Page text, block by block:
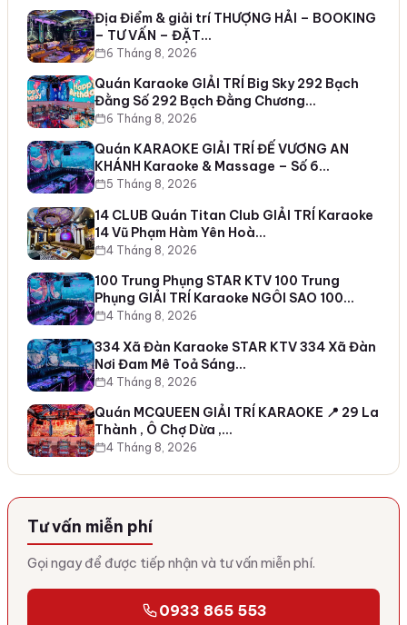
Địa Điểm & giải trí THƯỢNG HẢI – BOOKING
– TƯ VẤN – ĐẶT…
6 Tháng 8, 2026
Quán Karaoke GIẢI TRÍ Big Sky 292 Bạch
Đằng Số 292 Bạch Đằng Chương…
6 Tháng 8, 2026
Quán KARAOKE GIẢI TRÍ ĐẾ VƯƠNG AN
KHÁNH Karaoke & Massage – Số 6…
5 Tháng 8, 2026
14 CLUB Quán Titan Club GIẢI TRÍ Karaoke
14 Vũ Phạm Hàm Yên Hoà…
4 Tháng 8, 2026
100 Trung Phụng STAR KTV 100 Trung
Phụng GIẢI TRÍ Karaoke NGÔI SAO 100…
4 Tháng 8, 2026
334 Xã Đàn Karaoke STAR KTV 334 Xã Đàn
Nơi Đam Mê Toả Sáng…
4 Tháng 8, 2026
Quán MCQUEEN GIẢI TRÍ KARAOKE 📍 29 La
Thành , Ô Chợ Dừa ,…
4 Tháng 8, 2026
Tư vấn miễn phí
Gọi ngay để được tiếp nhận và tư vấn miễn phí.
0933 865 553